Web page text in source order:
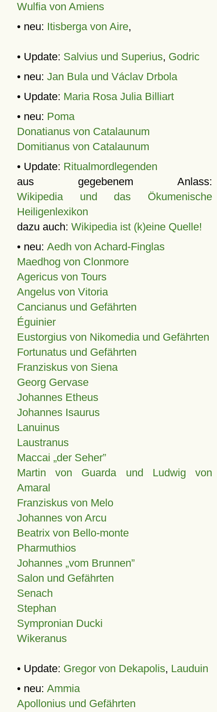
Wulfia von Amiens
• neu: Itisberga von Aire,
• Update: Salvius und Superius, Godric
• neu: Jan Bula und Václav Drbola
• Update: Maria Rosa Julia Billiart
• neu: Poma
Donatianus von Catalaunum
Domitianus von Catalaunum
• Update: Ritualmordlegenden
aus gegebenem Anlass:
Wikipedia und das Ökumenische
Heiligenlexikon
dazu auch: Wikipedia ist (k)eine Quelle!
• neu: Aedh von Achard-Finglas
Maedhog von Clonmore
Agericus von Tours
Angelus von Vitoria
Cancianus und Gefährten
Éguinier
Eustorgius von Nikomedia und Gefährten
Fortunatus und Gefährten
Franziskus von Siena
Georg Gervase
Johannes Etheus
Johannes Isaurus
Lanuinus
Laustranus
Maccai „der Seher”
Martin von Guarda und Ludwig von
Amaral
Franziskus von Melo
Johannes von Arcu
Beatrix von Bello-monte
Pharmuthios
Johannes vom Brunnen
Salon und Gefährten
Senach
Stephan
Sympronian Ducki
Wikeranus
• Update: Gregor von Dekapolis, Lauduin
• neu: Ammia
Apollonius und Gefährten